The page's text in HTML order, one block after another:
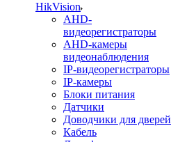
HikVision
AHD-
видеорегистраторы
AHD-камеры
видеонаблюдения
IP-видеорегистраторы
IP-камеры
Блоки питания
Датчики
Доводчики для дверей
Кабель